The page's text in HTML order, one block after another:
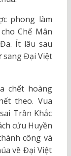
phong làm
Chế Mân
Ít lâu sau
sang Đại Việt
chết hoàng
theo. Vua
Trần Khắc
cứu Huyền
công và
về Đại Việt